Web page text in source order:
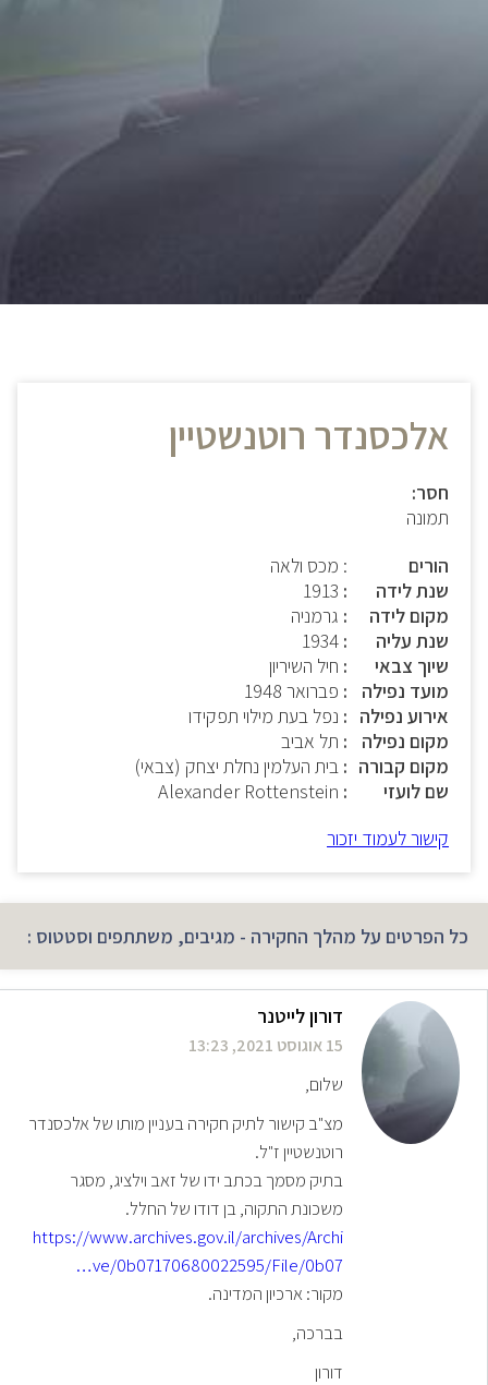
אלכסנדר רוטנשטיין
חסר:
תמונה
הורים
: מכס ולאה
שנת לידה
1913
מקום לידה
גרמניה
שנת עליה
1934
שיוך צבאי
חיל השיריון
מועד נפילה
פברואר 1948
אירוע נפילה
נפל בעת מילוי תפקידו
מקום נפילה
תל אביב
מקום קבורה
בית העלמין נחלת יצחק (צבאי)
שם לועזי
Alexander Rottenstein
קישור לעמוד יזכור
כל הפרטים על מהלך החקירה - מגיבים, משתתפים וסטטוס :
דורון לייטנר
15 אוגוסט 2021, 13:23
שלום,
מצ"ב קישור לתיק חקירה בעניין מותו של אלכסנדר
רוטנשטיין ז"ל.
בתיק מסמך בכתב ידו של זאב וילציג, מסגר
משכונת התקוה, בן דודו של החלל.
https://www.archives.gov.il/archives/Archi
ve/0b07170680022595/File/0b07…
מקור: ארכיון המדינה.
בברכה,
דורון